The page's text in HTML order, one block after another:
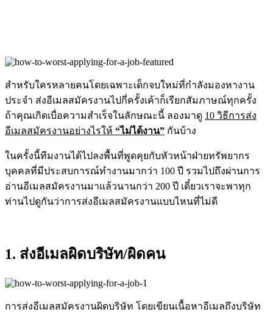
สำหรับใครหลายคนโดยเฉพาะเด็กจบใหม่ที่กำลังมองหางาน
ประจำ ส่งอีเมลสมัครงานไปกี่ครั้งเค้าก็เรียกสัมภาษณ์ทุกครั้ง
ถ้าคุณเกิดเบื่อความสำเร็จในลักษณะนี้ ลองมาดู 10 วิธีการส่ง
อีเมลสมัครงานอย่างไรให้ “ไม่ได้งาน” กันบ้าง
ในครั้งนี้ทีมงานได้ไปลงพื้นที่พูดคุยกับหัวหน้าฝ่ายทรัพยากร
บุคคลที่มีประสบการณ์ทำงานมากว่า 100 ปี รวมไปถึงผ่านการ
อ่านอีเมลสมัครงานมาแล้วนานกว่า 200 ปี เดี๋ยวเราจะพาทุก
ท่านไปดูกันว่าการส่งอีเมลสมัครงานแบบไหนที่ไม่ดี
1. ส่งอีเมลผิดบริษัท/ผิดคน
การส่งอีเมลสมัครงานผิดบริษัท โดยเขียนเนื้อหาอีเมลถึงบริษัท